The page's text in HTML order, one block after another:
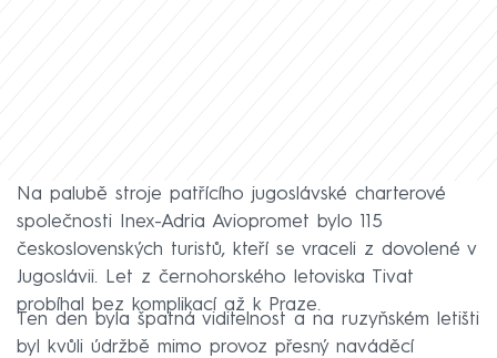
Na palubě stroje patřícího jugoslávské charterové
společnosti Inex-Adria Aviopromet bylo 115
československých turistů, kteří se vraceli z dovolené v
Jugoslávii. Let z černohorského letoviska Tivat
probíhal bez komplikací až k Praze.
Ten den byla špatná viditelnost a na ruzyňském letišti
byl kvůli údržbě mimo provoz přesný naváděcí